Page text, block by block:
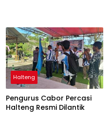
Halteng
Pengurus Cabor Percasi
Halteng Resmi Dilantik